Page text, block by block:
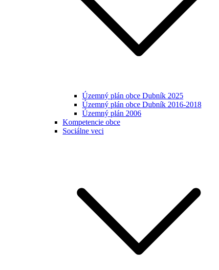
Územný plán obce Dubník 2025
Územný plán obce Dubník 2016-2018
Územný plán 2006
Kompetencie obce
Sociálne veci